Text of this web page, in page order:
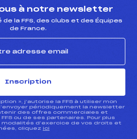
à notre newsletter
la FFS, des clubs et des Équipes
de France.
Inscription
», j’autorise la FFS à utiliser mon
périodiquement la newsletter
des offres commerciales et
ou de ses partenaires. Pour plus
modalités d’exercice de vos droits et
cliquez ici